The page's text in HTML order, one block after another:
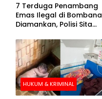
7 Terduga Penambang
Emas Ilegal di Bombana
Diamankan, Polisi Sita
Crusher
HUKUM & KRIMINAL